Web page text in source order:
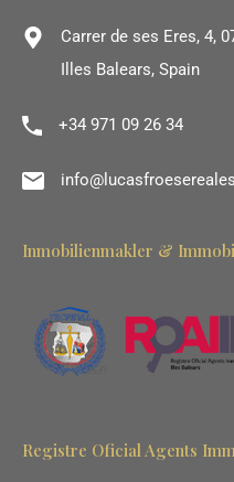
Carrer de ses Eres, 4,
Illes Balears, Spain
+34 971 09 26 34
Inmobilienmakler &
Registre Oficial Agents